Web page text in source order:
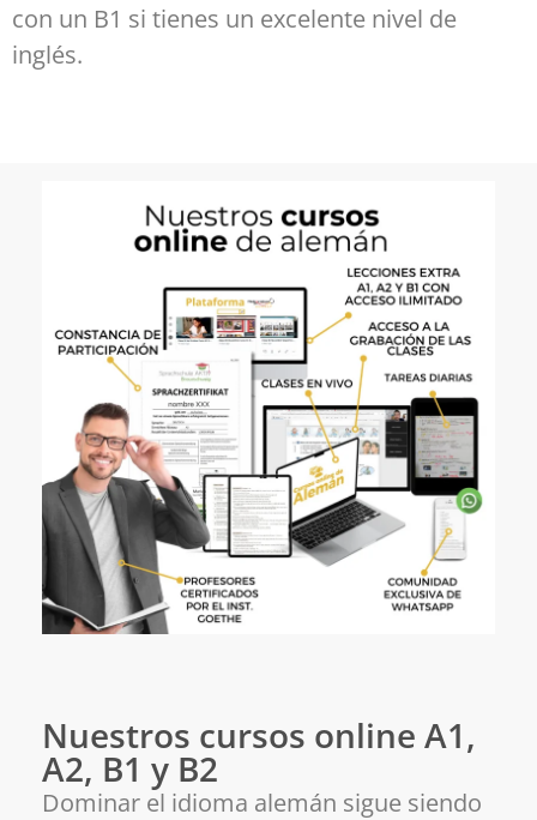
con un B1 si tienes un excelente nivel de
inglés.
Nuestros cursos online A1,
A2, B1 y B2
Dominar el idioma alemán sigue siendo